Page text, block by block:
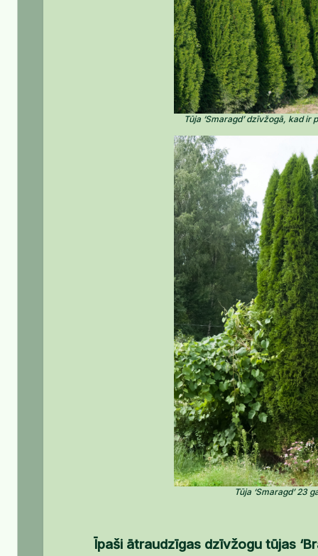
Tūja ‘Smaragd’ dzīvžogā, kad ir
Tūja ‘Smaragd’ 23
Īpaši ātraudzīgas dzīvžogu tūjas